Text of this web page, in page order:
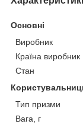
Основні
Виробник
Країна виробник
Стан
Тип призми
Вага, г